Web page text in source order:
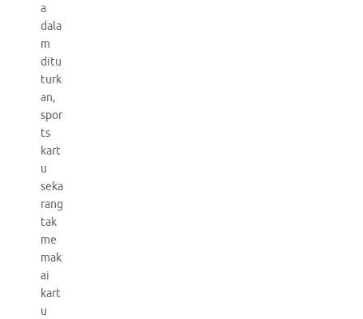
a
dala
m
ditu
turk
an,
spor
ts
kart
u
seka
rang
tak
me
mak
ai
kart
u